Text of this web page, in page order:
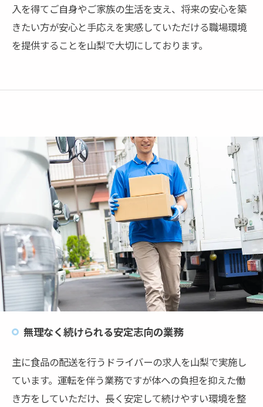
入を得てご自身やご家族の生活を支え、将来の安心を築
きたい方が安心と手応えを実感していただける職場環境
を提供することを山梨で大切にしております。
無理なく続けられる安定志向の業務
主に食品の配送を行うドライバーの求人を山梨で実施し
ています。運転を伴う業務ですが体への負担を抑えた働
き方をしていただけ、長く安定して続けやすい環境を整